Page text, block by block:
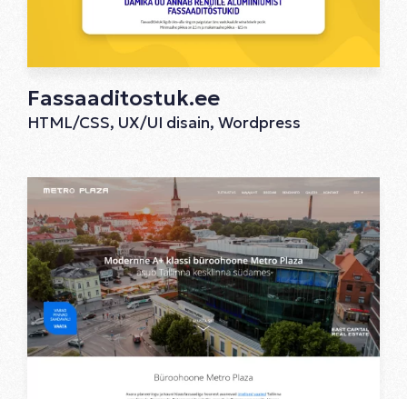
Fassaaditostuk.ee
HTML/CSS, UX/UI disain, Wordpress